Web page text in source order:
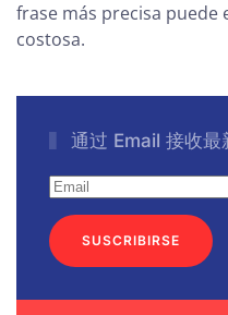
frase más precisa
costosa.
通过 Email 接收最
SUSCRIBIRSE